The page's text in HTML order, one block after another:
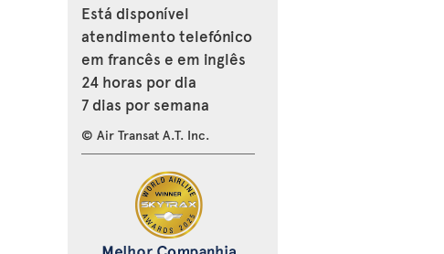
Está disponível
atendimento telefónico
em francês e em inglês
24 horas por dia
7 dias por semana
© Air Transat A.T. Inc.